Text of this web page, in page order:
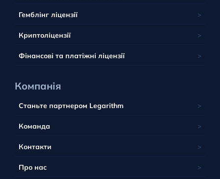
Гемблінг ліцензії
Криптоліцензії
Фінансові та платіжні ліцензії
Юрисдикція Беліз
Мальта
Польща
Тувалу
Вануату
Компанія
Станьте партнером Legarithm
Команда
Контакти
Про нас